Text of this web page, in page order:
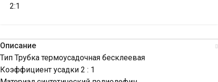
2:1
Описание
Тип Трубка термоусадочная бесклеевая
Коэффициент усадки 2 : 1